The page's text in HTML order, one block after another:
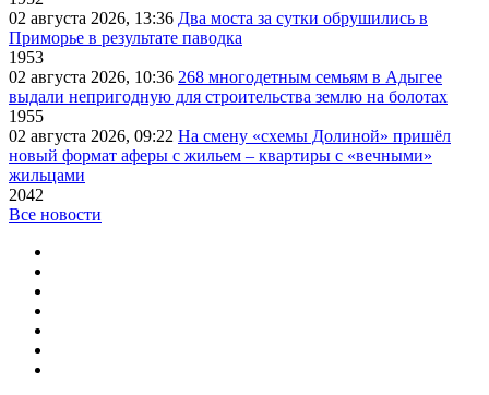
02 августа 2026, 13:36 Два моста за сутки обрушились в
Приморье в результате паводка
1953
02 августа 2026, 10:36 268 многодетным семьям в Адыгее
выдали непригодную для строительства землю на болотах
1955
02 августа 2026, 09:22 На смену «схемы Долиной» пришёл
новый формат аферы с жильем – квартиры с «вечными»
жильцами
2042
Все новости